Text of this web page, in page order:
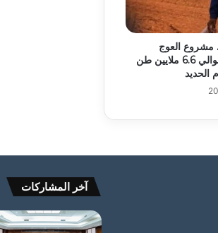
مشروع العوج
يستهدف إنتاج حوالي 6.6 ملايين طن
آخر المشاركات